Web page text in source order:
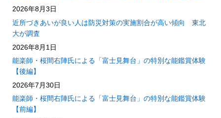
2026年8月3日
近所づきあいが良い人は防災対策の実施割合が高い傾向 東北
大が調査
2026年8月1日
能楽師・桜間右陣氏による「富士見舞台」の特別な能鑑賞体験
【後編】
2026年7月30日
能楽師・桜間右陣氏による「富士見舞台」の特別な能鑑賞体験
【前編】